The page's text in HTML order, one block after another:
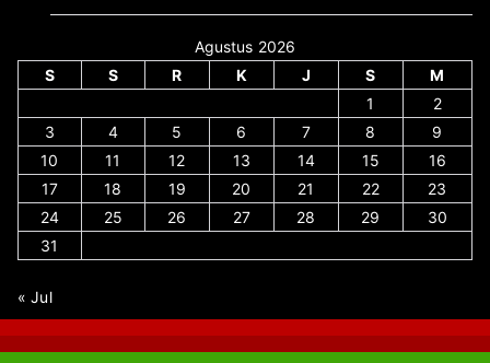
Agustus 2026
S
S R K J S
M
1
2
3
4 5 6 7 8
9
10
11 12 13 14 15
16
17
18 19 20 21 22
23
24
25 26 27 28 29
30
31
« Jul